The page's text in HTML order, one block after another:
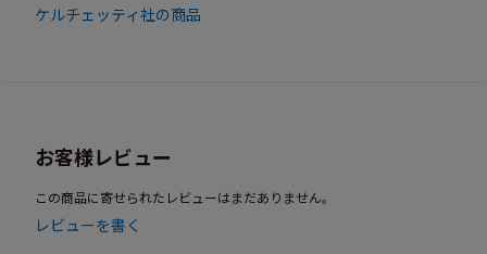
ケルチェッティ社の商品
お客様レビュー
この商品に寄せられたレビューはまだありません。
レビューを書く